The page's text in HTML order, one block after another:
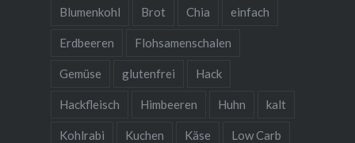
Blumenkohl Brot Chia einfach
Erdbeeren Flohsamenschalen
Gemüse glutenfrei Hack
Hackfleisch Himbeeren Huhn kalt
Kohlrabi Kuchen Käse Low Carb